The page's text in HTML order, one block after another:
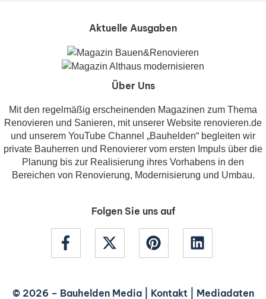
Aktuelle Ausgaben
Über Uns
Mit den regelmäßig erscheinenden Magazinen zum Thema
Renovieren und Sanieren, mit unserer Website renovieren.de
und unserem YouTube Channel „Bauhelden“ begleiten wir
private Bauherren und Renovierer vom ersten Impuls über die
Planung bis zur Realisierung ihres Vorhabens in den
Bereichen von Renovierung, Modernisierung und Umbau.
Folgen Sie uns auf
© 2026 – Bauhelden Media| Kontakt| Mediadaten